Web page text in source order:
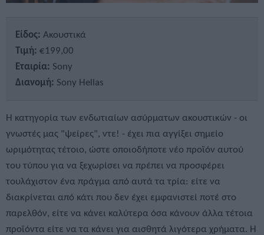
Είδος: Ακουστικά
Τιμή: €199,00
Εταιρία: Sony
Διανομή: Sony Hellas
Η κατηγορία των ενδωτιαίων ασύρματων ακουστικών - οι
γνωστές μας "ψείρες", ντε! - έχει πια αγγίξει σημείο
ωριμότητας τέτοιο, ώστε οποιοδήποτε νέο προϊόν αυτού
του τύπου για να ξεχωρίσει να πρέπει να προσφέρει
τουλάχιστον ένα πράγμα από αυτά τα τρία: είτε να
διακρίνεται από κάτι που δεν έχει εμφανιστεί ποτέ στο
παρελθόν, είτε να κάνει καλύτερα όσα κάνουν άλλα τέτοια
προϊόντα είτε να τα κάνει για αισθητά λιγότερα χρήματα. Η